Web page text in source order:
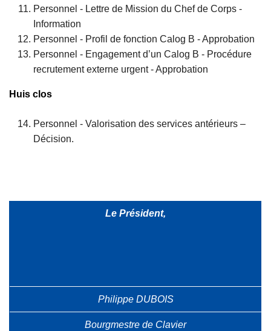
Personnel - Lettre de Mission du Chef de Corps -
Information
Personnel - Profil de fonction Calog B - Approbation
Personnel - Engagement d’un Calog B - Procédure
recrutement externe urgent - Approbation
Huis clos
Personnel - Valorisation des services antérieurs –
Décision.
Le Président,
Philippe DUBOIS
Bourgmestre de Clavier